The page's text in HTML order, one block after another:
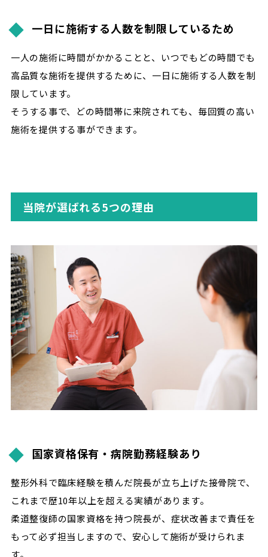
一日に施術する人数を制限しているため
一人の施術に時間がかかることと、いつでもどの時間でも
高品質な施術を提供するために、一日に施術する人数を制
限しています。
そうする事で、どの時間帯に来院されても、毎回質の高い
施術を提供する事ができます。
当院が選ばれる5つの理由
国家資格保有・病院勤務経験あり
整形外科で臨床経験を積んだ院長が立ち上げた接骨院で、
これまで歴10年以上を超える実績があります。
柔道整復師の国家資格を持つ院長が、症状改善まで責任を
もって必ず担当しますので、安心して施術が受けられま
す。